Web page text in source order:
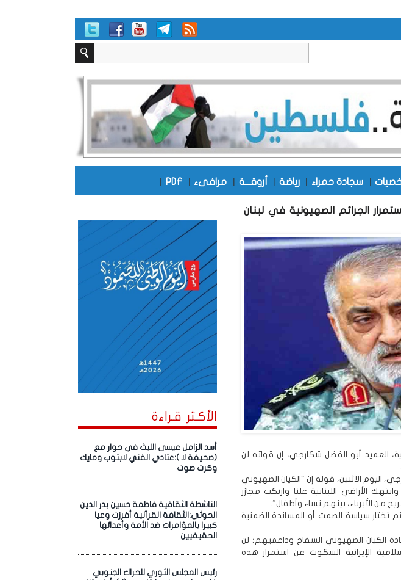
| سجادة حمراء | رياضة | أروقـــة | مرافىء |
PDF
|
الأكـثر قـراءة
أسد الزامل عيسى الليث في حوار مع
(صحيفة لا ):عتادي الفني لابتوب ومايك
وكرت صوت
الناشطة الثقافية فاطمة حسين بدر الدين
الحوثي:الثقافة القرآنية أفرزت وعيا
كبيرا بالمؤامرات ضد الأمة وأعدائها
الحقيقيين
رئيس المجلس الثوري للحراك الجنوبي
الجرائم الصهيونية في لبنان
العميد أبو الفضل شكارجي، إن قواته لن
اليوم الاثنين، قوله إن "الكيان الصهيوني
الأراضي اللبنانية علنا وارتكب مجازر
تختار سياسة الصمت أو المساندة الضمنية
الكيان الصهيوني السفاح وداعميهم؛ لن
الإيرانية السكوت عن استمرار هذه